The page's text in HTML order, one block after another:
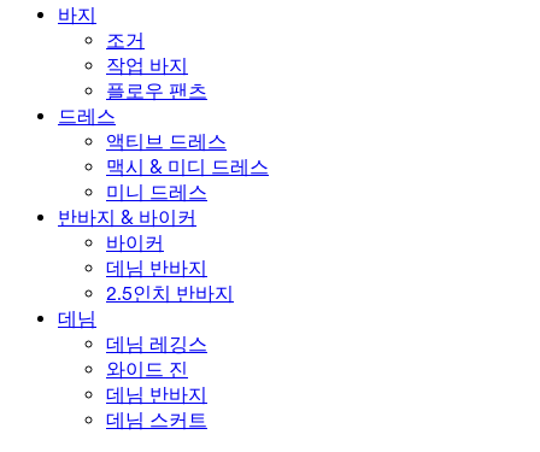
수영복 세트
언더웨어
바지
조거
작업 바지
플로우 팬츠
드레스
액티브 드레스
맥시 & 미디 드레스
미니 드레스
반바지 & 바이커
바이커
데님 반바지
2.5인치 반바지
데님
데님 레깅스
와이드 진
데님 반바지
데님 스커트